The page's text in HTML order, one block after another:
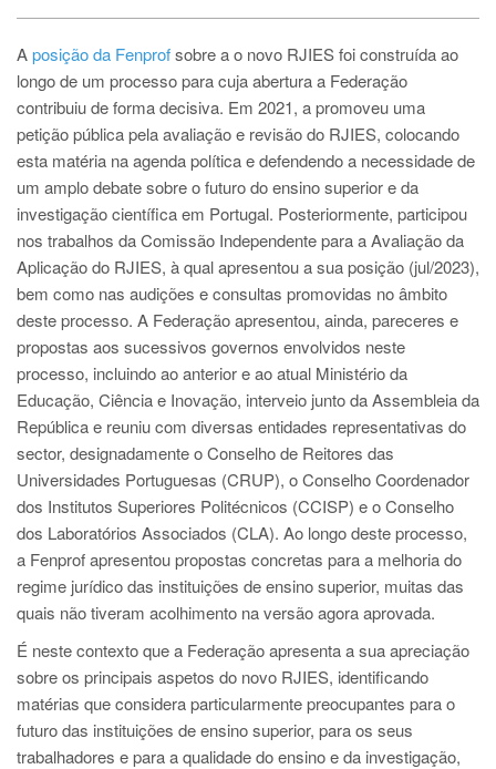
Aposição da Fenprofsobre a o novo RJIES foi construída ao
longo de um processo para cuja abertura a Federação
contribuiu de forma decisiva. Em 2021, a promoveu uma
petição pública pela avaliação e revisão do RJIES, colocando
esta matéria na agenda política e defendendo a necessidade de
um amplo debate sobre o futuro do ensino superior e da
investigação científica em Portugal. Posteriormente, participou
nos trabalhos da Comissão Independente para a Avaliação da
Aplicação do RJIES, à qual apresentou a sua posição (jul/2023),
bem como nas audições e consultas promovidas no âmbito
deste processo. A Federação apresentou, ainda, pareceres e
propostas aos sucessivos governos envolvidos neste
processo, incluindo ao anterior e ao atual Ministério da
Educação, Ciência e Inovação, interveio junto da Assembleia da
República e reuniu com diversas entidades representativas do
sector, designadamente o Conselho de Reitores das
Universidades Portuguesas (CRUP), o Conselho Coordenador
dos Institutos Superiores Politécnicos (CCISP) e o Conselho
dos Laboratórios Associados (CLA). Ao longo deste processo,
a Fenprof apresentou propostas concretas para a melhoria do
regime jurídico das instituições de ensino superior, muitas das
quais não tiveram acolhimento na versão agora aprovada.
É neste contexto que a Federação apresenta a sua apreciação
sobre os principais aspetos do novo RJIES, identificando
matérias que considera particularmente preocupantes para o
futuro das instituições de ensino superior, para os seus
trabalhadores e para a qualidade do ensino e da investigação,